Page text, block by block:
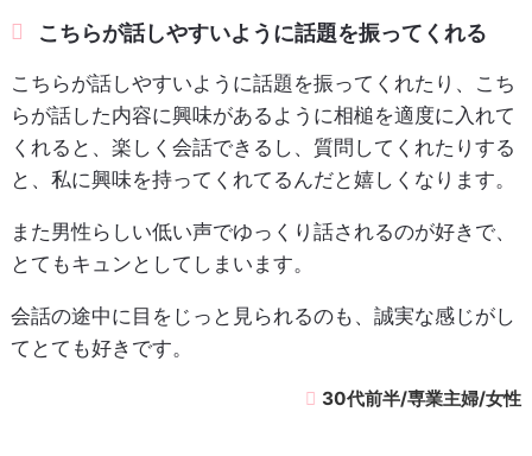
こちらが話しやすいように話題を振ってくれる
こちらが話しやすいように話題を振ってくれたり、こち
らが話した内容に興味があるように相槌を適度に入れて
くれると、楽しく会話できるし、質問してくれたりする
と、私に興味を持ってくれてるんだと嬉しくなります。
また男性らしい低い声でゆっくり話されるのが好きで、
とてもキュンとしてしまいます。
会話の途中に目をじっと見られるのも、誠実な感じがし
てとても好きです。
30代前半/専業主婦/女性